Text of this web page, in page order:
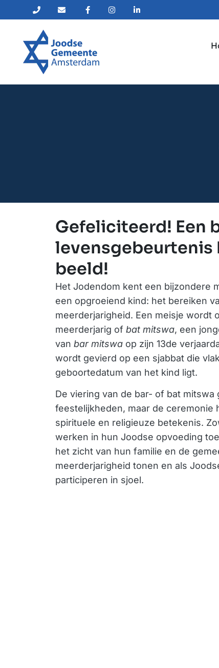
Gefeliciteerd! Een
levensgebeurtenis
beeld!
Het Jodendom kent een bijzondere
een opgroeiend kind: het bereiken
meerderjarigheid. Een meisje wordt
meerderjarig of bat mitswa, een
van bar mitswaop zijn 13de
wordt gevierd op een sjabbat die
geboortedatum van het kind ligt.
De viering van de bar- of bat mitswa
feestelijkheden, maar de ceremonie
spirituele en religieuze betekenis.
werken in hun Joodse opvoeding
het zicht van hun familie en de
meerderjarigheid tonen en als
participeren in sjoel.